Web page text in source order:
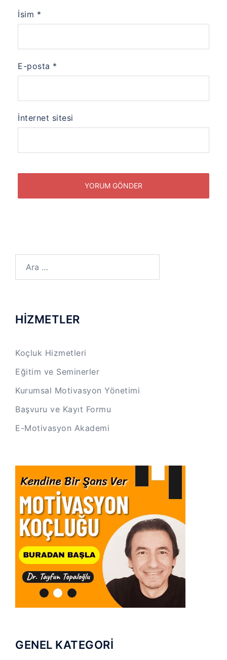
İsim *
E-posta *
İnternet sitesi
HİZMETLER
Koçluk Hizmetleri
Eğitim ve Seminerler
Kurumsal Motivasyon Yönetimi
Başvuru ve Kayıt Formu
E-Motivasyon Akademi
GENEL KATEGORİ